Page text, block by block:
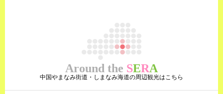
Around the SERA
中国やまなみ街道・しまなみ海道の周辺観光はこちら